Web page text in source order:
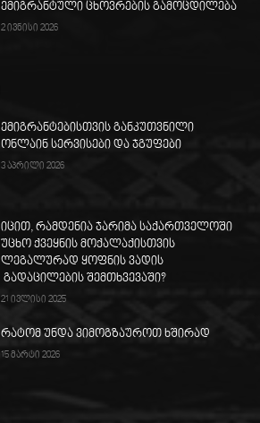
ემიგრანტული ცხოვრების გამოცდილება
2 ივნისი 2026
ემიგრანტებისთვის განკუთვნილი
ონლაინ სერვისები და ჯგუფები
3 აპრილი 2026
იცით, რამდენია ჯარიმა საქართველოში
უცხო ქვეყნის მოქალაქისთვის
ლეგალურად ყოფნის ვადის
გადაცილების შემთხვევაში?
21 ივლისი 2025
რატომ უნდა ვიმოგზაუროთ ხშირად
15 მარტი 2026